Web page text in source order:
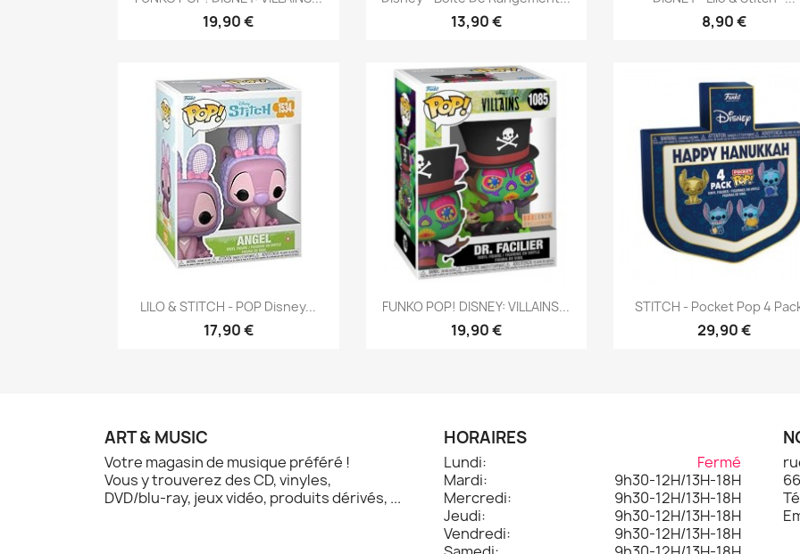
19,90 € 13,90 € 8,90 €
Aperçu rapide
LILO & STITCH - POP Disney...
17,90 €
Aperçu rapide
FUNKO POP! DISNEY: VILLAINS...
19,90 €
Aperçu rapide
STITCH - Pocket Pop 4
29,90 €
ART & MUSIC
Votre magasin de musique préféré !
Vous y trouverez des CD, vinyles,
DVD/blu-ray, jeux vidéo, produits dérivés, ...
HORAIRES
Lundi:
Fermé
Mardi:
9h30-12H/13H-18H
Mercredi:
9h30-12H/13H-18H
Jeudi:
9h30-12H/13H-18H
Vendredi:
9h30-12H/13H-18H